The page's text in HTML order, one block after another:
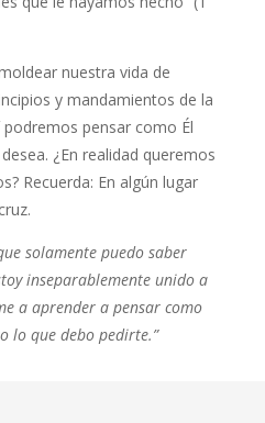
nuestra vida de
y mandamientos de la
pensar como Él
¿En realidad queremos
Recuerda: En algún lugar
solamente puedo saber
inseparablemente unido a
a aprender a pensar como
lo que debo pedirte.”